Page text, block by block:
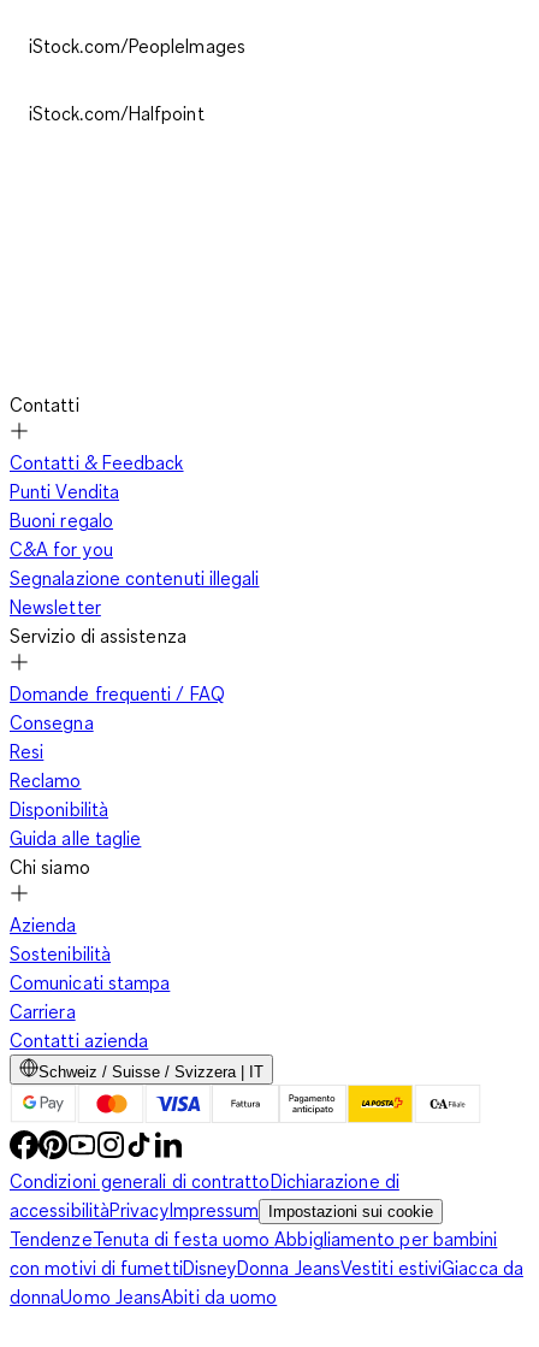
iStock.com/PeopleImages
iStock.com/Halfpoint
Contatti
Contatti & Feedback
Punti Vendita
Buoni regalo
C&A for you
Segnalazione contenuti illegali
Newsletter
Servizio di assistenza
Domande frequenti / FAQ
Consegna
Resi
Reclamo
Disponibilità
Guida alle taglie
Chi siamo
Azienda
Sostenibilità
Comunicati stampa
Carriera
Contatti azienda
Schweiz / Suisse / Svizzera | IT
Condizioni generali di contrattoDichiarazione di
accessibilitàPrivacyImpressum Impostazioni sui cookie
TendenzeTenuta di festa uomoAbbigliamento per bambini
con motivi di fumettiDisneyDonna JeansVestiti estiviGiacca da
donnaUomo JeansAbiti da uomo